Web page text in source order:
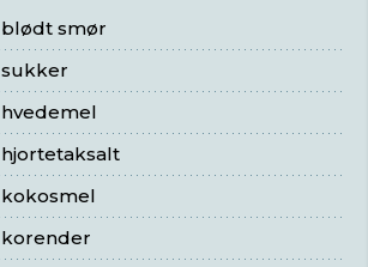
blødt smør
sukker
hvedemel
hjortetaksalt
kokosmel
korender